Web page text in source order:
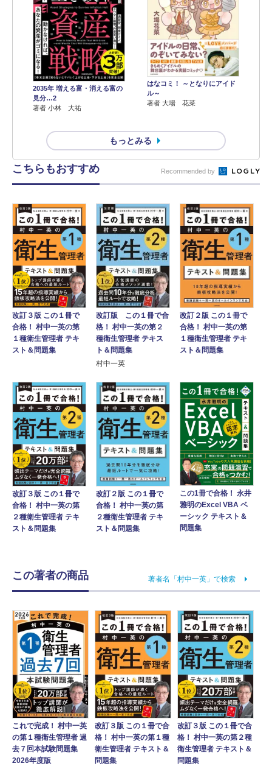
2035年 増える富・消える富の
見分…2
著者 小林 大祐
はなコミ！ ～となりにアイド
ル～
著者 大場 花菜
もっとみる
こちらもおすすめ Recommended by
改訂３版 この１冊で
合格！ 村中一英の第
１種衛生管理者 テキ
スト＆問題集
改訂版 この１冊で合
格！ 村中一英の第２
種衛生管理者 テキス
ト＆問題集
村中一英
改訂２版 この１冊で
合格！ 村中一英の第
１種衛生管理者 テキ
スト＆問題集
改訂３版 この１冊で
合格！ 村中一英の第
２種衛生管理者 テキ
スト＆問題集
改訂２版 この１冊で
合格！ 村中一英の第
２種衛生管理者 テキ
スト＆問題集
この1冊で合格！ 永井
雅明のExcel VBA ベ
ーシック テキスト＆
問題集
この著者の商品 著者名「村中一英」で検索
これで完成！ 村中一英
の第１種衛生管理者 過
去７回本試験問題集
2026年度版
改訂３版 この１冊で合
格！ 村中一英の第１種
衛生管理者 テキスト＆
問題集
改訂３版 この１冊で合
格！ 村中一英の第２種
衛生管理者 テキスト＆
問題集